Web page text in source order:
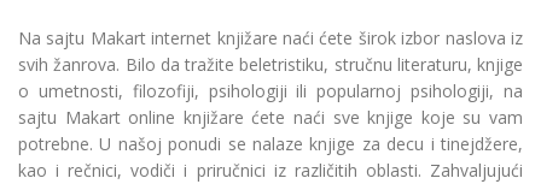
Na sajtu Makart internet knjižare naći ćete širok izbor naslova iz
svih žanrova. Bilo da tražite beletristiku, stručnu literaturu, knjige
o umetnosti, filozofiji, psihologiji ili popularnoj psihologiji, na
sajtu Makart online knjižare ćete naći sve knjige koje su vam
potrebne. U našoj ponudi se nalaze knjige za decu i tinejdžere,
kao i rečnici, vodiči i priručnici iz različitih oblasti. Zahvaljujući